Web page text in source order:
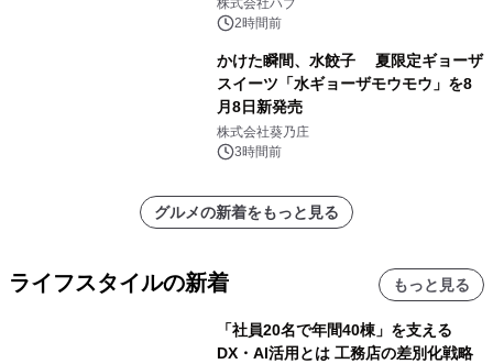
株式会社ハブ
2時間前
かけた瞬間、水餃子 夏限定ギョーザ
スイーツ「水ギョーザモウモウ」を8
月8日新発売
株式会社葵乃庄
3時間前
グルメの新着をもっと見る
ライフスタイルの新着 もっと見る
「社員20名で年間40棟」を支える
DX・AI活用とは 工務店の差別化戦略